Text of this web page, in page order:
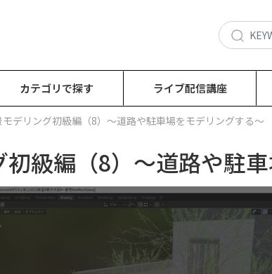
カテゴリで探す ライブ配信講座
デリング初級編（8）～道路や駐車場をモデリングする～
級編（8）～道路や駐